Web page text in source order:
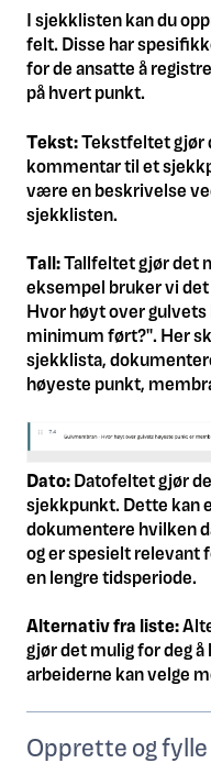
I sjekklisten kan du
felt. Disse har
for de ansatte å
på hvert punkt.
Tekst:Tekstfeltet gjør
kommentar til et
være en beskrivelse
sjekklisten.
Tall:Tallfeltet gjør det
eksempel bruker vi
Hvor høyt over
minimum ført?". Her
sjekklista,
høyeste punkt,
Dato:Datofeltet gjør
sjekkpunkt. Dette kan
dokumentere hvilken
og er spesielt relevant
en lengre tidsperiode.
Alternativ fra liste:
gjør det mulig for deg
arbeiderne kan velge
Opprette og